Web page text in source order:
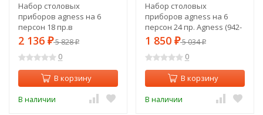
Набор столовых
приборов agness на 6
персон 18 пр.в
деревянном кейсе Agness
2 136 ₽5 828₽
0
В корзину
В наличии
Набор столовых
приборов agness на 6
персон 24 пр. Agness (942-
049)
1 850 ₽5 034₽
0
В корзину
В наличии